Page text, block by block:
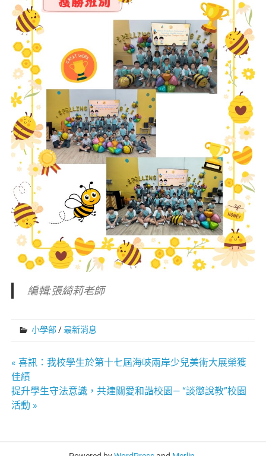
編輯:張綺莉老師
小學部/最新消息
文
章
導
« 喜訊：我校學生於第十七屆海峽兩岸少兒美術大展榮獲
佳績
提升學生守法意識，共建關愛和諧校園— “談懲說教”校園
活動 »